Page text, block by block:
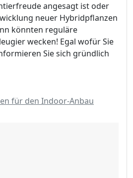
angesagt ist oder
neuer Hybridpflanzen
könnten reguläre
wecken! Egal wofür Sie
Sie sich gründlich
für den Indoor-Anbau